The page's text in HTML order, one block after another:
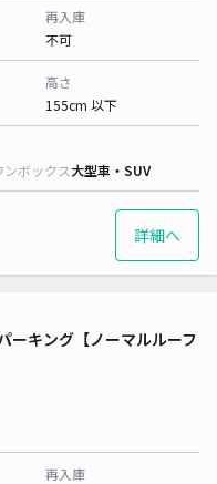
再入庫
不可
高さ
155cm 以下
ンボックス大型車・SUV
詳細へ
ーキング【ノーマルルーフ
再入庫